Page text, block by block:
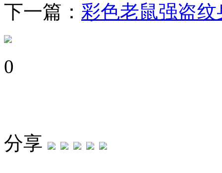
下一篇： 彩色老鼠强盗纹
0
分享